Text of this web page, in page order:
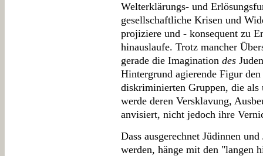
Welterklärungs- und
gesellschaftliche Krisen und
projiziere und - konsequent zu
hinauslaufe. Trotz mancher
gerade die Imagination des
Hintergrund agierende Figur
diskriminierten Gruppen, die als
werde deren Versklavung,
anvisiert, nicht jedoch ihre
Dass ausgerechnet Jüdinnen
werden, hänge mit den "langen